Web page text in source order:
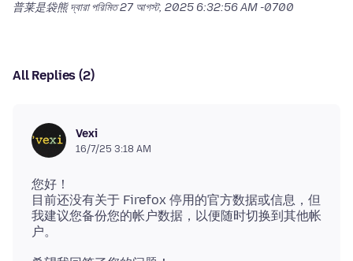
普莱是袋熊 দ্বারা পরিমিত27 আগস্ট, 2025 6:32:56 AM -0700
All Replies (2)
Vexi
16/7/25 3:18 AM
您好！
目前还没有关于 Firefox 停用的官方数据或信息，但
我建议您备份您的帐户数据，以便随时切换到其他帐